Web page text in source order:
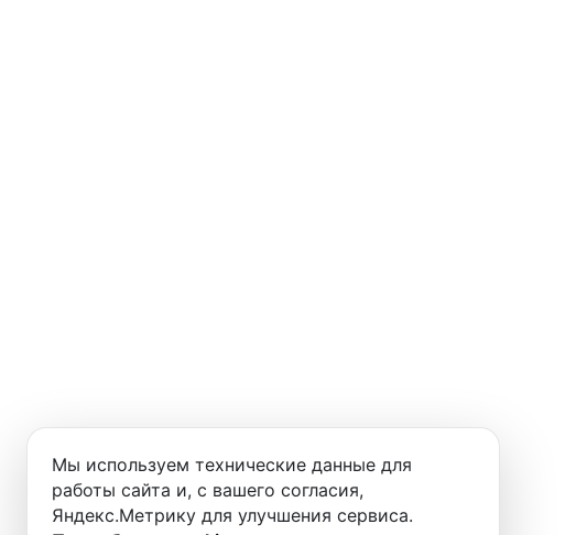
Мы используем технические данные для
работы сайта и, с вашего согласия,
Яндекс.Метрику для улучшения сервиса.